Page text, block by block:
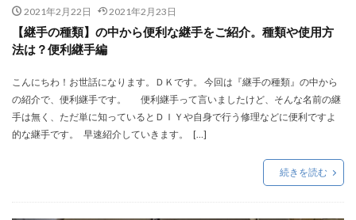
2021年2月22日 2021年2月23日
【継手の種類】の中から便利な継手をご紹介。種類や使用方
法は？便利継手編
こんにちわ！お世話になります。ＤＫです。 今回は『継手の種類』の中から
の紹介で、便利継手です。 便利継手って言いましたけど、そんな名前の継
手は無く、ただ単に知っているとＤＩＹや自身で行う修理などに便利ですよ
的な継手です。 早速紹介していきます。 […]
続きを読む